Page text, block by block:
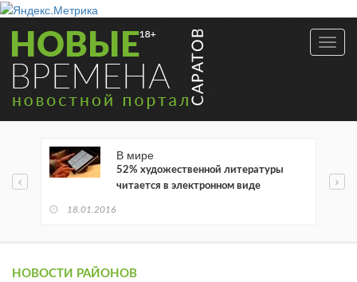
В мире
52% художественной литературы
читается в электронном виде
18.01.2016
НОВОСТИ РАЙОНОВ